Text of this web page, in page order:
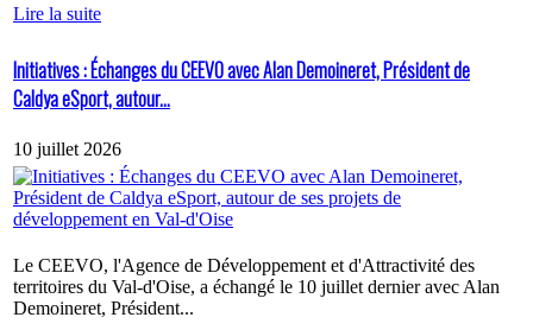
Lire la suite
Initiatives : Échanges du CEEVO avec Alan Demoineret, Président de
Caldya eSport, autour...
10 juillet 2026
Le CEEVO, l'Agence de Développement et d'Attractivité des
territoires du Val-d'Oise, a échangé le 10 juillet dernier avec Alan
Demoineret, Président...